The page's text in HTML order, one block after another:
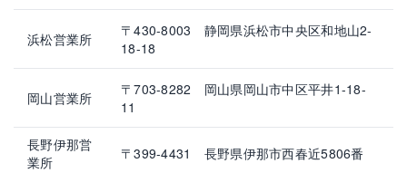
浜松営業所
〒430-8003 静岡県浜松市中央区和地山2-
18-18
岡山営業所
〒703-8282 岡山県岡山市中区平井1-18-
11
長野伊那営
業所
〒399-4431 長野県伊那市西春近5806番